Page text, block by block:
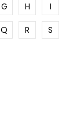
G H
I
Q R
S